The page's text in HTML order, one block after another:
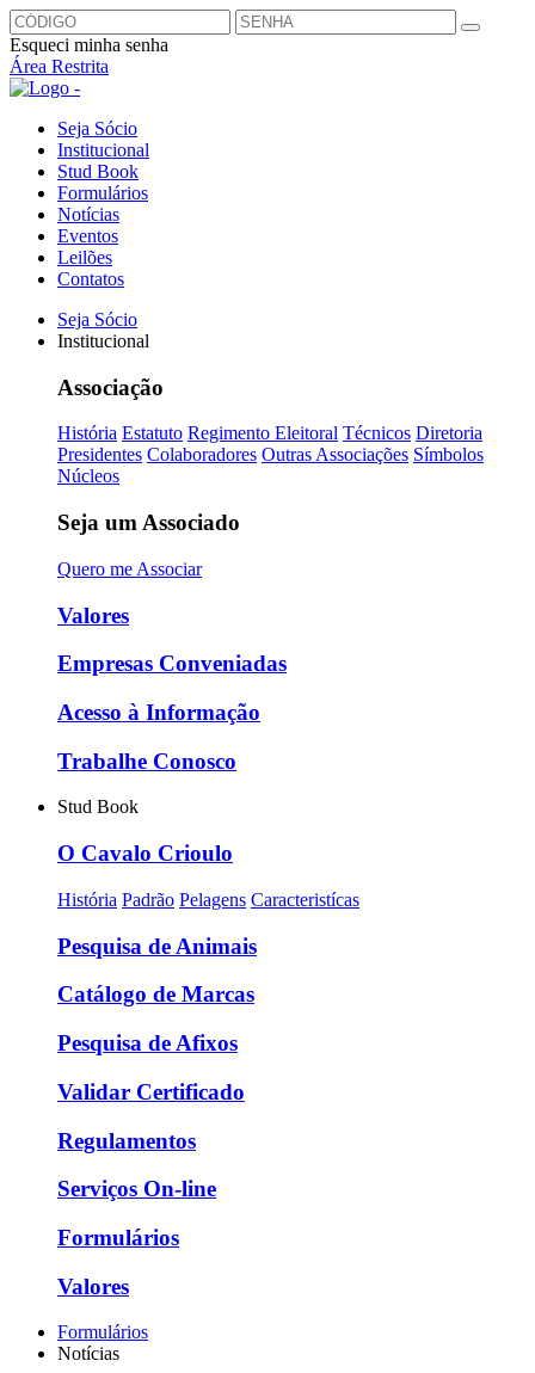
Esqueci minha senha
Área Restrita
Seja Sócio
Institucional
Stud Book
Formulários
Notícias
Eventos
Leilões
Contatos
Seja Sócio
Institucional
Associação
História Estatuto Regimento Eleitoral Técnicos Diretoria
Presidentes Colaboradores Outras Associações Símbolos
Núcleos
Seja um Associado
Quero me Associar
Valores
Empresas Conveniadas
Acesso à Informação
Trabalhe Conosco
Stud Book
O Cavalo Crioulo
História Padrão Pelagens Caracteristícas
Pesquisa de Animais
Catálogo de Marcas
Pesquisa de Afixos
Validar Certificado
Regulamentos
Serviços On-line
Formulários
Valores
Formulários
Notícias